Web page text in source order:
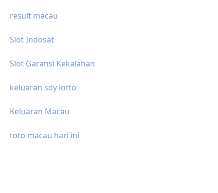
result macau
Slot Indosat
Slot Garansi Kekalahan
keluaran sdy lotto
Keluaran Macau
toto macau hari ini